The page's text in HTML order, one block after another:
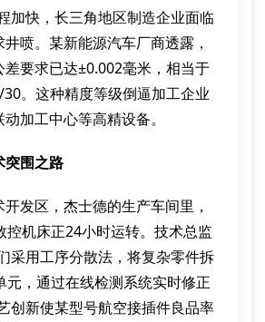
加快，长三角地区制造企业面临
喷。某新能源汽车厂商透露，
要求已达±0.002毫米，相当于
。这种精度等级倒逼加工企业
加工中心等高精设备。
突围之路
发区，杰士德的生产车间里，
控机床正24小时运转。技术总监
采用工序分散法，将复杂零件拆
元，通过在线检测系统实时修正
创新使某型号航空接插件良品率